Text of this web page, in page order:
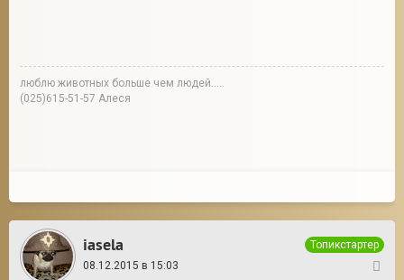
люблю животных больше чем людей.....
(025)615-51-57 Алеся
iasela
Топикстартер
08.12.2015 в 15:03